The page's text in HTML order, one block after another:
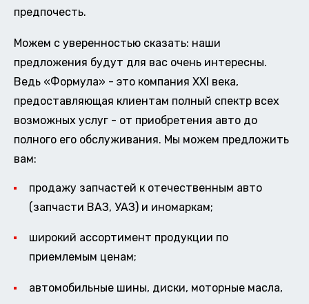
предпочесть.
Можем с уверенностью сказать: наши
предложения будут для вас очень интересны.
Ведь «Формула» - это компания XXI века,
предоставляющая клиентам полный спектр всех
возможных услуг - от приобретения авто до
полного его обслуживания. Мы можем предложить
вам:
продажу запчастей к отечественным авто
(запчасти ВАЗ, УАЗ) и иномаркам;
широкий ассортимент продукции по
приемлемым ценам;
автомобильные шины, диски, моторные масла,